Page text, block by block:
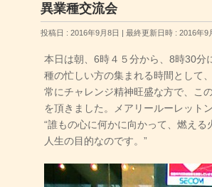
異業種交流会
投稿日 : 2016年9月8日 最終更新日時 : 2016年9
本日は朝、6時４５分から、8時30分
種の忙しい方の集まれる時間として
常にチャレンジ精神旺盛な方で、こ
を頂きました。メアリールーレット
“誰もの心に何かに向かって、燃え
人生の目的なのです。”